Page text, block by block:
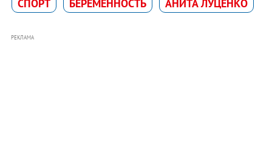
СПОРТ БЕРЕМЕННОСТЬ АНИТА ЛУЦЕНКО
РЕКЛАМА